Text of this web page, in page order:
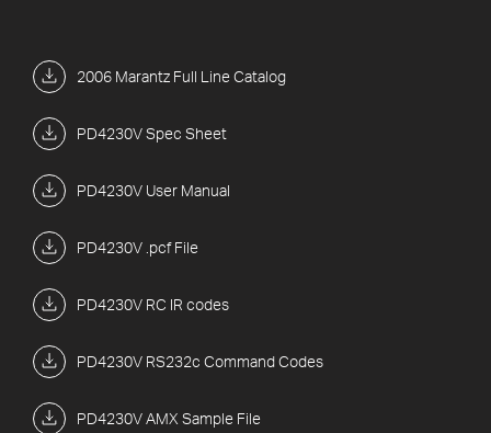
2006 Marantz Full Line Catalog
PD4230V Spec Sheet
PD4230V User Manual
PD4230V .pcf File
PD4230V RC IR codes
PD4230V RS232c Command Codes
PD4230V AMX Sample File